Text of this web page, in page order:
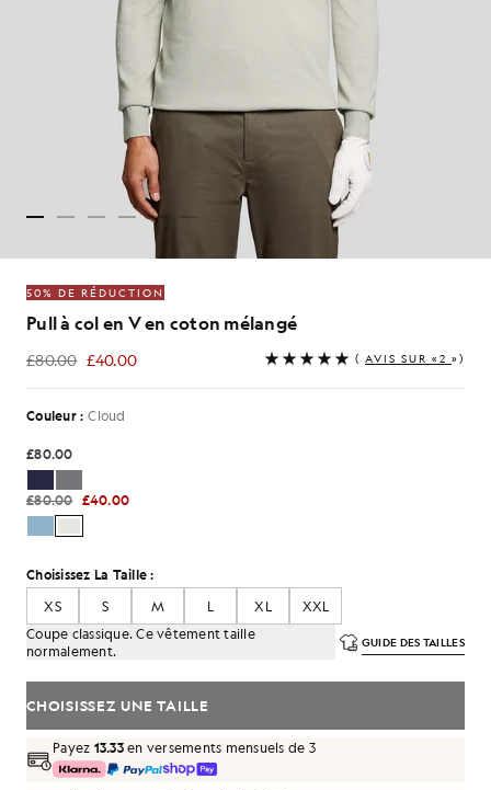
50% DE RÉDUCTION
Pull à col en V en coton mélangé
£80.00 £40.00
£40.00 ( AVIS SUR «2 »)
Couleur : Cloud
£80.00
£80.00 £40.00
Choisissez La Taille :
XS
S M L XL
XXL
Coupe classique. Ce vêtement taille
normalement.
GUIDE DES TAILLES
CHOISISSEZ UNE TAILLE
Payez 13.33en versements mensuels de 3